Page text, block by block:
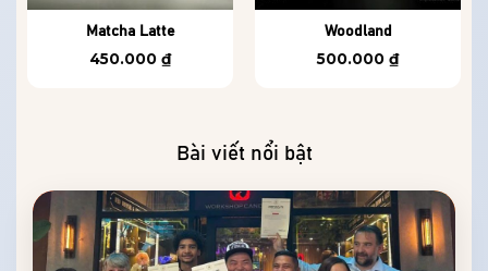
Matcha Latte
450.000 ₫
Woodland
500.000 ₫
Bài viết nổi bật